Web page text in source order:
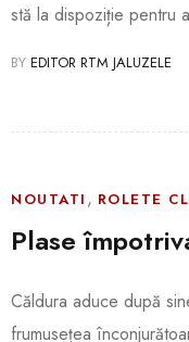
stă la dispoziție pentru
BY EDITOR RTM JALUZELE
NOUTATI , ROLETE
Plase
Căldura aduce după
frumusețea